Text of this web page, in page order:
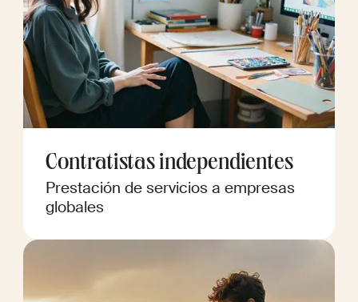
Contratistas independientes
Prestación de servicios a empresas
globales